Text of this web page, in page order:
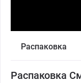
Распаковка
Распаковка